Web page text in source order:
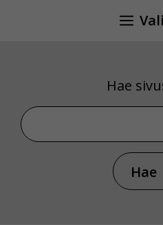
Hae
Hae